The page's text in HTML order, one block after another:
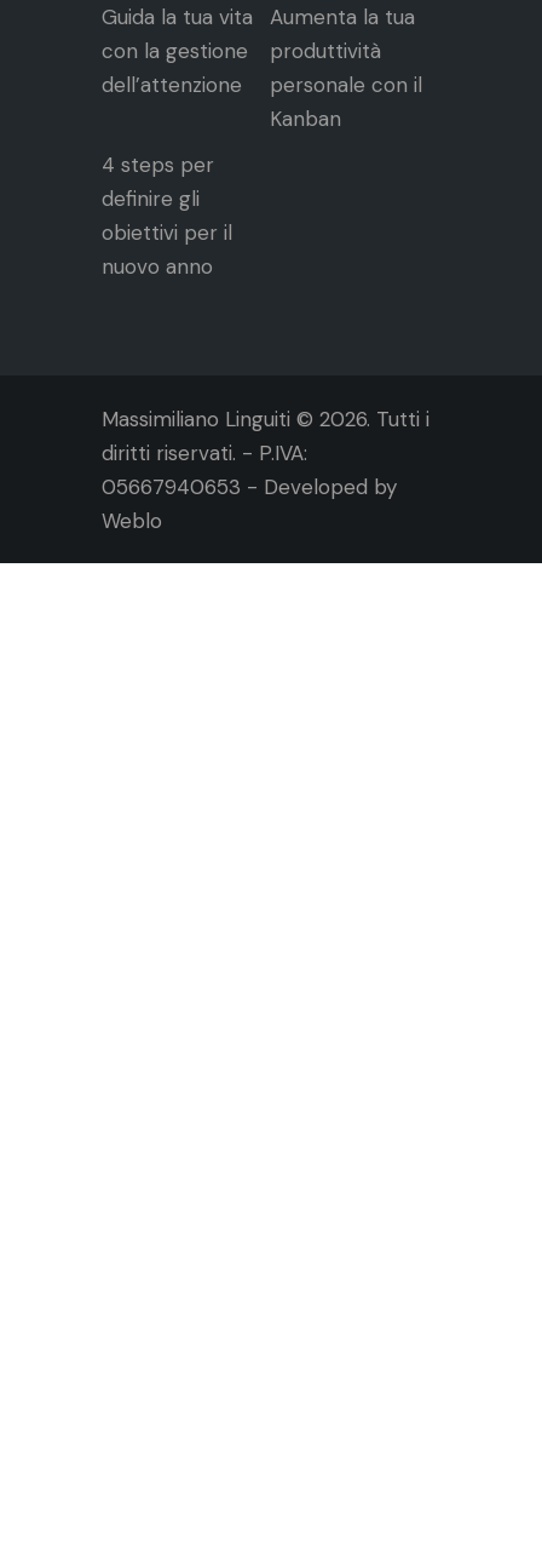
Guida la tua vita
con la gestione
dell’attenzione
Aumenta la tua
produttività
personale con il
Kanban
4 steps per
definire gli
obiettivi per il
nuovo anno
Massimiliano Linguiti © 2026. Tutti i
diritti riservati. - P.IVA:
05667940653 - Developed by
Weblo